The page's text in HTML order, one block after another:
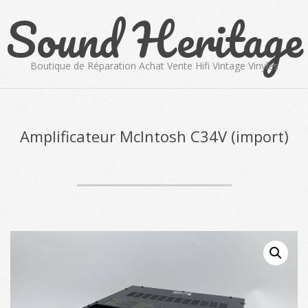
content
Sound Heritage
Boutique de Réparation Achat Vente Hifi Vintage Vinyles
MenuAmplificateur McIntosh C34V (import)